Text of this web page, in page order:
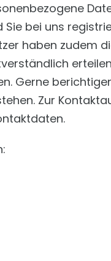
bei uns
haben zudem
Gerne
Zur